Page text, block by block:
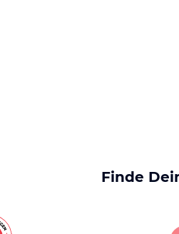
Finde